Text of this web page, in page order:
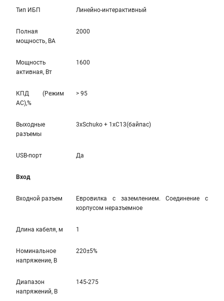
Тип ИБП Линейно-интерaктивный
Полная
мощность, ВА
2000
Мощность
активная, Вт
1600
КПД (Режим
AC),%
> 95
Выходные
разъемы
3xSchuko + 1xC13(байпас)
USB-порт Да
Вход
Входной разъем
Евровилка с заземлением. Соединение с
корпусом неразъемное
Длина кабеля, м 1
Номинальное
напряжение, В
220±5%
Диапазон
напряжений, В
145-275